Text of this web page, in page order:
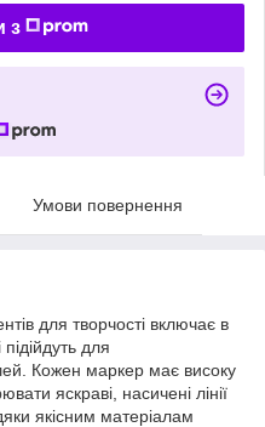
з
Умови повернення
для творчості включає в
для
Кожен маркер має високу
яскраві, насичені лінії
якісним матеріалам